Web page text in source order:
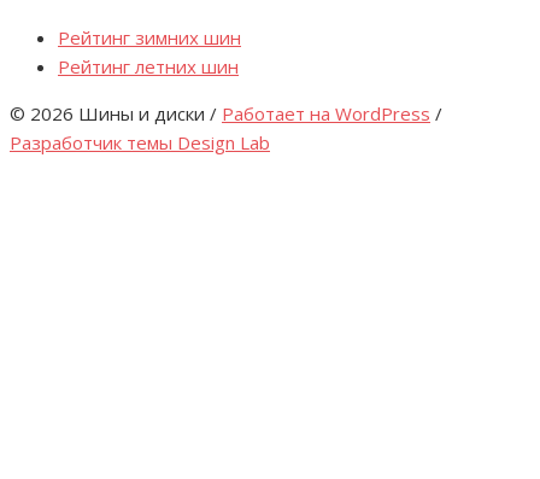
Рейтинг зимних шин
Рейтинг летних шин
© 2026 Шины и диски / Работает на WordPress /
Разработчик темы Design Lab